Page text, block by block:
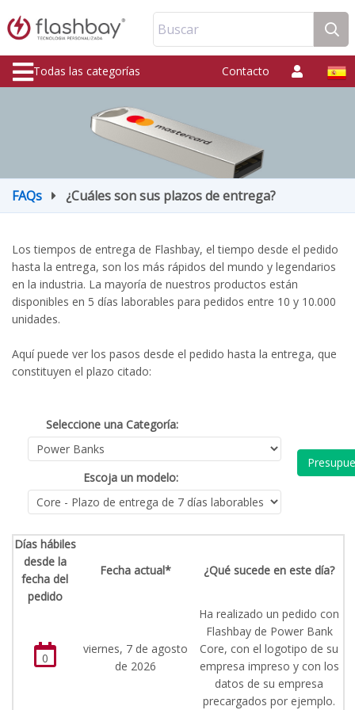
Buscar
Todas las categorías Contacto
FAQs ¿Cuáles son sus plazos de entrega?
Los tiempos de entrega de Flashbay, el tiempo desde el pedido
hasta la entrega, son los más rápidos del mundo y legendarios
en la industria. La mayoría de nuestros productos están
disponibles en 5 días laborables para pedidos entre 10 y 10.000
unidades.
Aquí puede ver los pasos desde el pedido hasta la entrega, que
constituyen el plazo citado:
Seleccione una Categoría:
Escoja un modelo:
Días hábiles
desde la
fecha del
pedido
Fecha actual* ¿Qué sucede en este día?
0
viernes, 7 de agosto
de 2026
Ha realizado un pedido con
Flashbay de Power Bank
Core, con el logotipo de su
empresa impreso y con los
datos de su empresa
precargados por ejemplo.